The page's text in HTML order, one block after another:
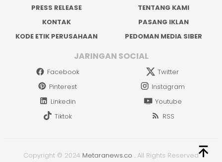
PRESS RELEASE
TENTANG KAMI
KONTAK
PASANG IKLAN
KODE ETIK PERUSAHAAN
PEDOMAN MEDIA SIBER
JARINGAN SOCIAL
Facebook
Twitter
Pinterest
Instagram
Linkedin
Youtube
Tiktok
RSS
Copyright © 2024 Metaranews.co . All Rights Reserved